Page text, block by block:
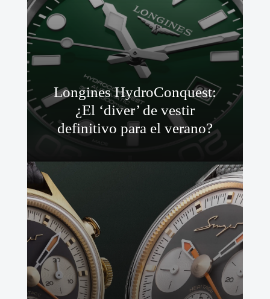
Longines HydroConquest:
¿El ‘diver’ de vestir
definitivo para el verano?